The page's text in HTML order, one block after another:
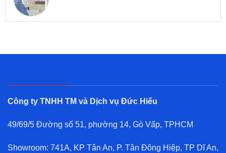
Công ty TNHH TM và Dịch vụ Đức Hiếu
49/69/5 Đường số 51, phường 14, Gò Vấp, TPHCM
Showroom: 741A, KP Tân An, P. Tân Đông Hiệp, TP Dĩ An,